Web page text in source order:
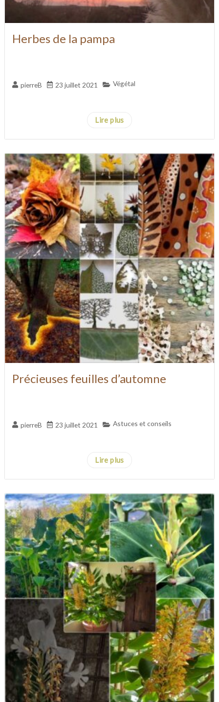
Herbes de la pampa
pierreB 23 juillet 2021 Végétal
Lire plus
Précieuses feuilles d’automne
pierreB 23 juillet 2021 Astuces et conseils
Lire plus